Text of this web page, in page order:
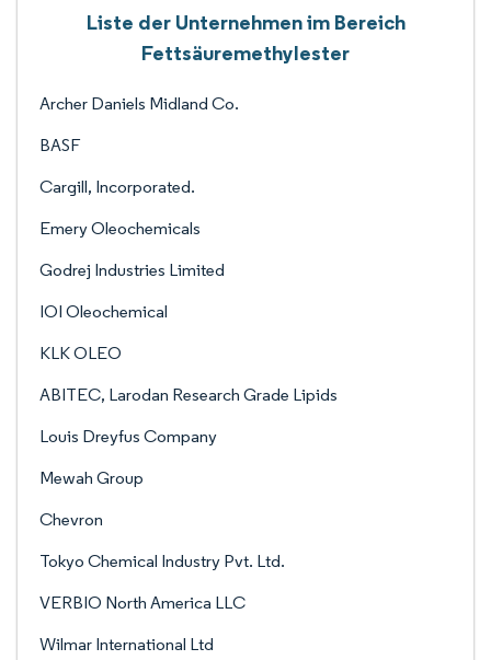
Liste der Unternehmen im Bereich
Fettsäuremethylester
Archer Daniels Midland Co.
BASF
Cargill, Incorporated.
Emery Oleochemicals
Godrej Industries Limited
IOI Oleochemical
KLK OLEO
ABITEC, Larodan Research Grade Lipids
Louis Dreyfus Company
Mewah Group
Chevron
Tokyo Chemical Industry Pvt. Ltd.
VERBIO North America LLC
Wilmar International Ltd